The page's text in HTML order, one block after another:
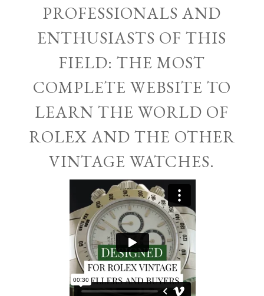
PROFESSIONALS AND
ENTHUSIASTS OF THIS
FIELD: THE MOST
COMPLETE WEBSITE TO
LEARN THE WORLD OF
ROLEX AND THE OTHER
VINTAGE WATCHES.